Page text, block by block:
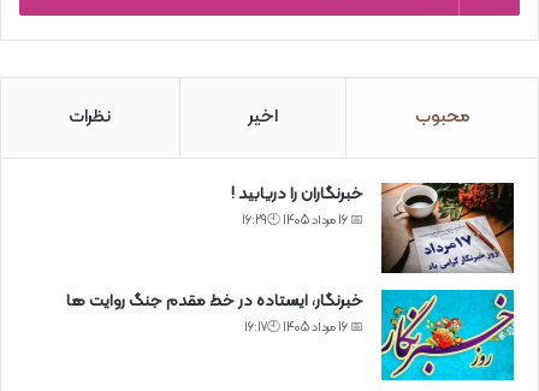
محبوب اخیر نظرات
خبرنگاران را دریابید !
📅 16 مرداد 1405 🕙16:29
خبرنگار، ایستاده در خط مقدم جنگ روایت ها
📅 16 مرداد 1405 🕙16:17